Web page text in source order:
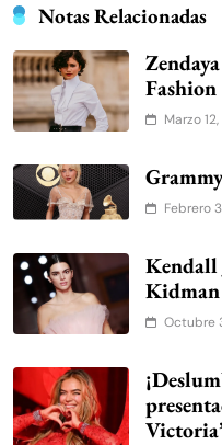
Notas Relacionadas
Fashion
Marzo
Febrero
Kendall
Kidman
Octubre